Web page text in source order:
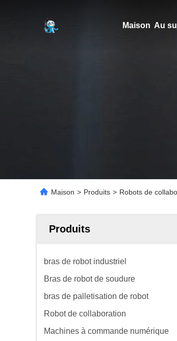
Maison Au
Maison > Produits > Robots de
Produits
bras de robot industriel
Bras de robot de soudure
bras de palletisation de robot
Robot de collaboration
Machines à commande numérique